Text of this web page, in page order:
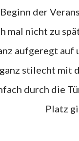
der
mal nicht zu
stilecht mit
durch die
Platz